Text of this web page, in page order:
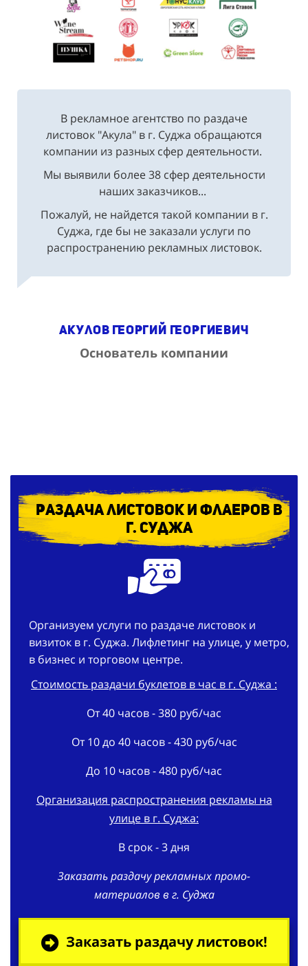
В рекламное агентство по раздаче
листовок "Акула" в г. Суджа обращаются
компании из разных сфер деятельности.
Мы выявили более 38 сфер деятельности
наших заказчиков...
Пожалуй, не найдется такой компании в г.
Суджа, где бы не заказали услуги по
распространению рекламных листовок.
Акулов Георгий Георгиевич
Основатель компании
Раздача листовок и флаеров в
г. Суджа
Организуем услуги по раздаче листовок и
визиток в г. Суджа. Лифлетинг на улице, у метро,
в бизнес и торговом центре.
Стоимость раздачи буклетов в час в г. Суджа :
От 40 часов - 380 руб/час
От 10 до 40 часов - 430 руб/час
До 10 часов - 480 руб/час
Организация распространения рекламы на
улице в г. Суджа:
В срок - 3 дня
Заказать раздачу рекламных промо-
материалов в г. Суджа
Заказать раздачу листовок!